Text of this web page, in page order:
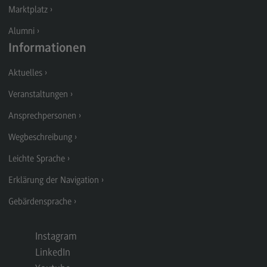
Modulangebot
Berufsperspektiven
Digital Business Management
Digital Business Management
Modulangebot
Berufsperspektiven
Kontakt
Digitalisierung in der Sozialen Arbeit
Digitalisierung in der Sozialen Arbeit
Berufsperspektiven
Marktplatz
Alumni
Informationen
Aktuelles
Veranstaltungen
Ansprechpersonen
Wegbeschreibung
Leichte Sprache
Erklärung der Navigation
Gebärdensprache
Instagram
LinkedIn